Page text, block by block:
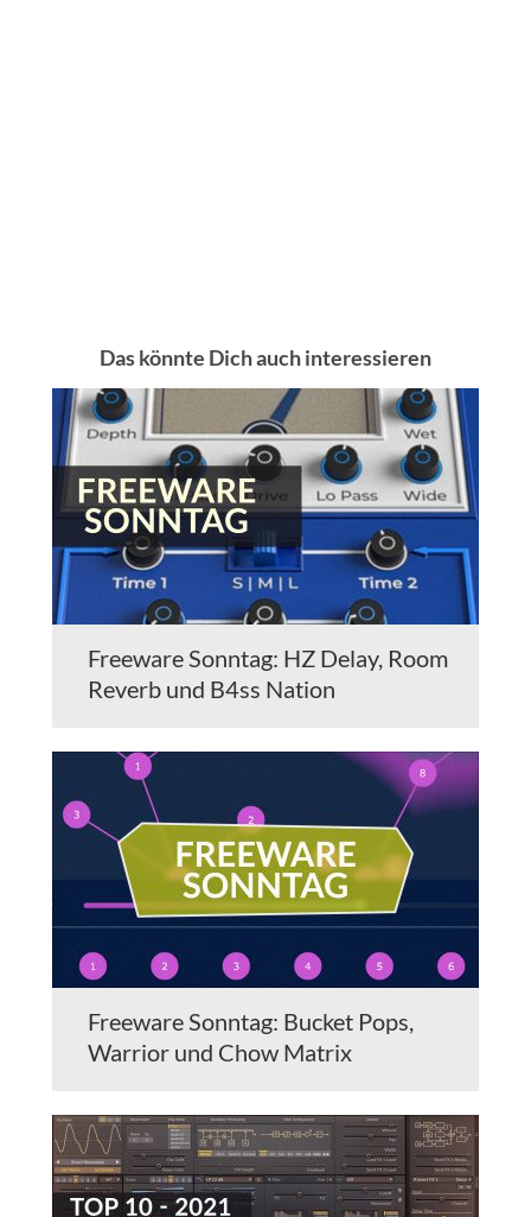
Das könnte Dich auch interessieren
Freeware Sonntag: HZ Delay, Room
Reverb und B4ss Nation
Freeware Sonntag: Bucket Pops,
Warrior und Chow Matrix